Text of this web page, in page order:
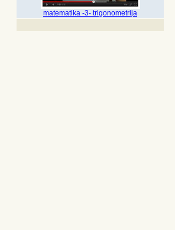
matematika -3- trigonometrija